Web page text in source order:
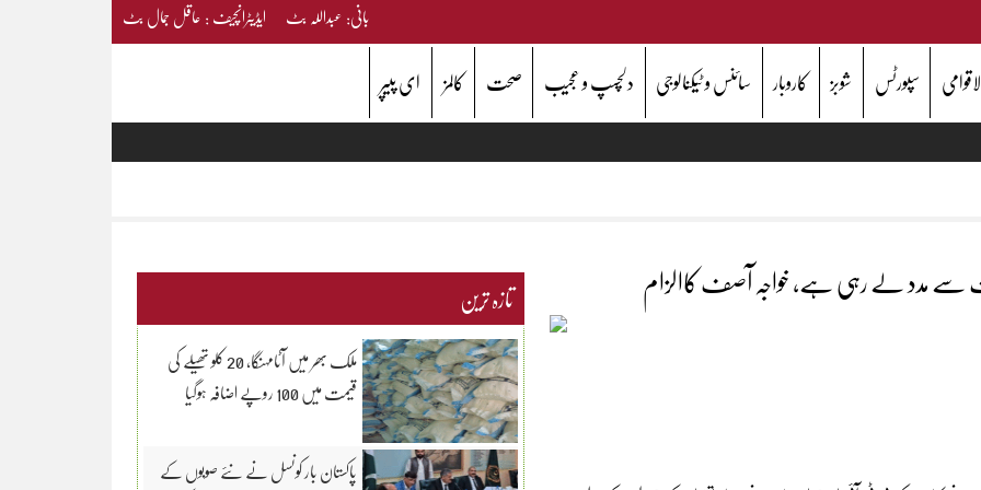
بانی: عبداللہ بٹ ایڈیٹرانچیف : عاقل جمال بٹ
سپورٹس شوبز کاروبار سائنس و ٹیکنالوجی دلچسپ و عجیب صحت کالمز ای پیپر
سے مدد لے رہی ہے، خواجہ آصف کاالزام تازہ ترین
ملک بھر میں آٹامہنگا، 20 کلو تھیلے کی
قیمت میں 100 روپے اضافہ ہوگیا
پاکستان بار کونسل نے نئے صوبوں کے